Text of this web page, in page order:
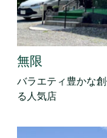
無限
バラエティ豊かな
る人気店